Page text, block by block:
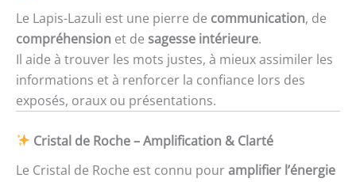
Le Lapis-Lazuli est une pierre de communication, de
compréhension et de sagesse intérieure.
Il aide à trouver les mots justes, à mieux assimiler les
informations et à renforcer la confiance lors des
exposés, oraux ou présentations.
Cristal de Roche – Amplification & Clarté
Le Cristal de Roche est connu pouramplifier l’énergie